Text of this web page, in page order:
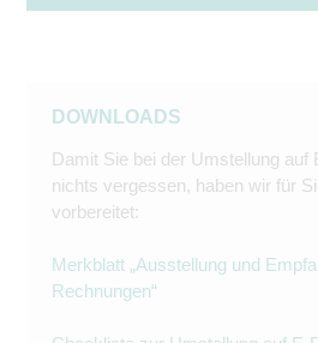
DOWNLOADS
Damit Sie bei der Umstellung auf
nichts vergessen, haben wir für
vorbereitet:
Merkblatt „Ausstellung und
Rechnungen“